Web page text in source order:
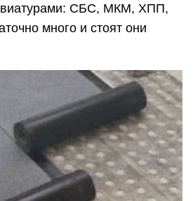
СБС, МКМ, ХПП,
много и стоят они